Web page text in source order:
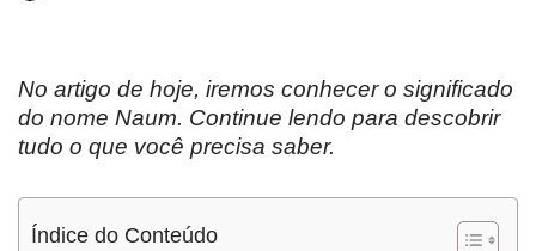
No artigo de hoje, iremos conhecer o significado
do nome Naum. Continue lendo para descobrir
tudo o que você precisa saber.
Índice do Conteúdo